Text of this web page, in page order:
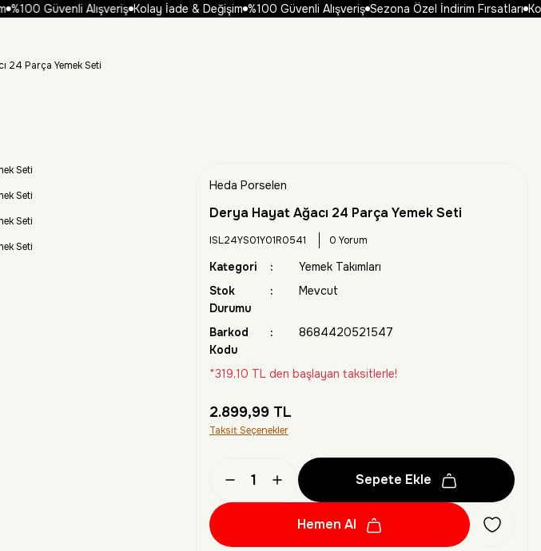
%100 Güvenli Alışveriş Kolay İade & Değişim %100 Güvenli Alışveriş Sezona Özel İndirim Fırsatları
Heda Porselen
Derya Hayat Ağacı 24 Parça Yemek Seti
ISL24YS01Y01R0541 0 Yorum
Kategori
Yemek Takımları
Stok
Durumu
Mevcut
Barkod
Kodu
8684420521547
*319,10 TL den başlayan taksitlerle!
2.899,99 TL
Taksit Seçenekler
Sepete Ekle
Hemen Al